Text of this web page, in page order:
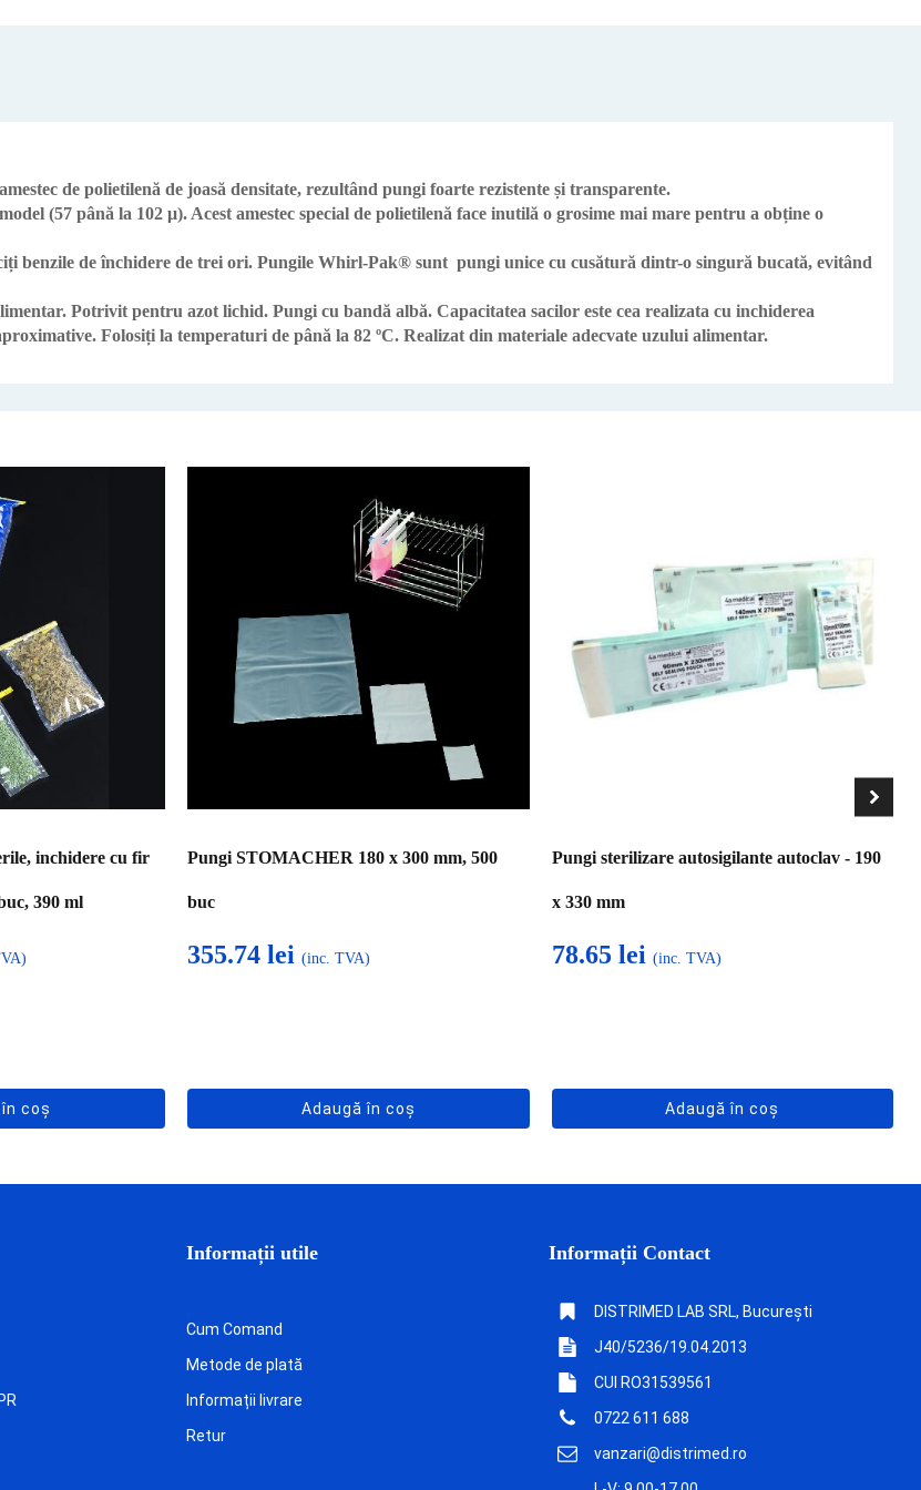
de polietilenă de joasă densitate, rezultând pungi foarte rezistente și transparente.
(57 până la 102 μ). Acest amestec special de polietilenă face inutilă o grosime mai mare pentru a obține o
benzile de închidere de trei ori. Pungile Whirl-Pak® sunt pungi unice cu cusătură dintr-o singură bucată, evitând
Potrivit pentru azot lichid. Pungi cu bandă albă. Capacitatea sacilor este cea realizata cu inchiderea
Folosiți la temperaturi de până la 82 ºC. Realizat din materiale adecvate uzului alimentar.
inchidere cu fir
390 ml
coș
Pungi STOMACHER 180 x 300 mm, 500
buc
355.74 lei (inc. TVA)
Adaugă în coș
Pungi sterilizare autosigilante autoclav - 190
x 330 mm
78.65 lei (inc. TVA)
Adaugă în coș
Informații utile
Cum Comand
Metode de plată
Informații livrare
Retur
Informații Contact
DISTRIMED LAB SRL, București
J40/5236/19.04.2013
CUI RO31539561
0722 611 688
vanzari@distrimed.ro